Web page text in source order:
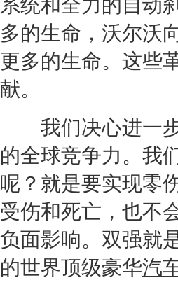
系统和全力的自动
多的生命， 沃尔沃
更多的生命。这些
献。
我们决心进一
的全球竞争力。我
呢？就是要实现零
受伤和死亡，也不
负面影响。双强就
的世界顶级豪华汽